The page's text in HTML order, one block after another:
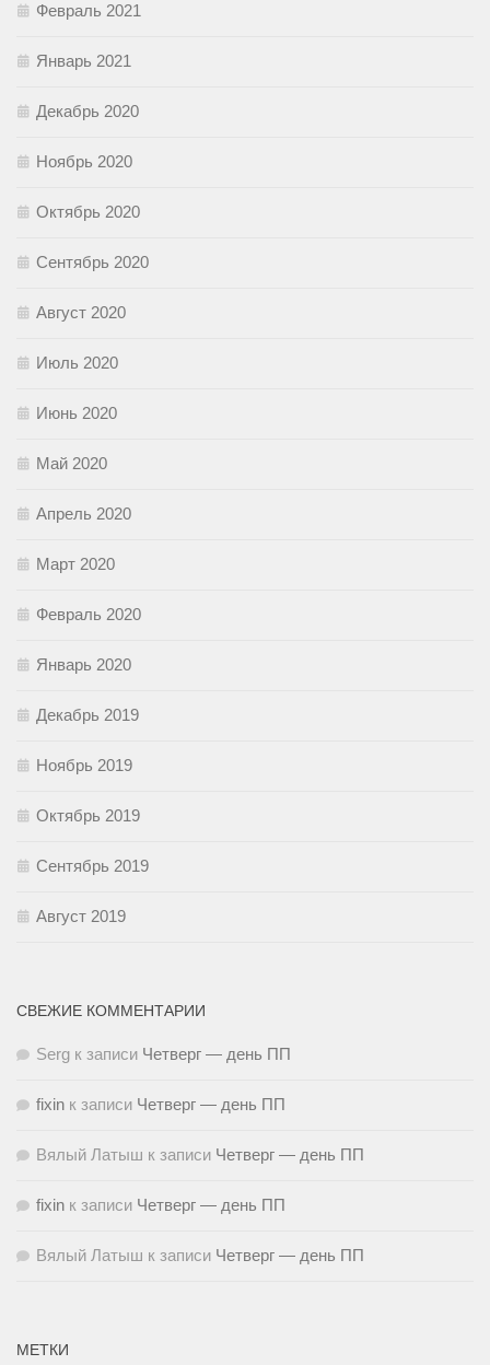
Февраль 2021
Январь 2021
Декабрь 2020
Ноябрь 2020
Октябрь 2020
Сентябрь 2020
Август 2020
Июль 2020
Июнь 2020
Май 2020
Апрель 2020
Март 2020
Февраль 2020
Январь 2020
Декабрь 2019
Ноябрь 2019
Октябрь 2019
Сентябрь 2019
Август 2019
СВЕЖИЕ КОММЕНТАРИИ
Serg к записи Четверг — день ПП
fixin к записи Четверг — день ПП
Вялый Латыш к записи Четверг — день ПП
fixin к записи Четверг — день ПП
Вялый Латыш к записи Четверг — день ПП
МЕТКИ